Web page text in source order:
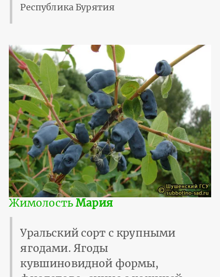
Республика Бурятия
ЖимолостьМария
Уральский сорт с крупными
ягодами. Ягоды
кувшиновидной формы,